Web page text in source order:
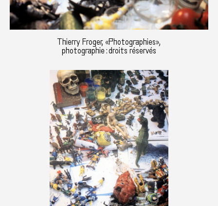
Thierry Froger, «Photographies»,
photographie : droits réservés